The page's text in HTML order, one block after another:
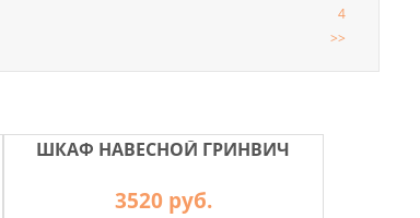
4
>>
ШКАФ НАВЕСНОЙ ГРИНВИЧ
3520 руб.